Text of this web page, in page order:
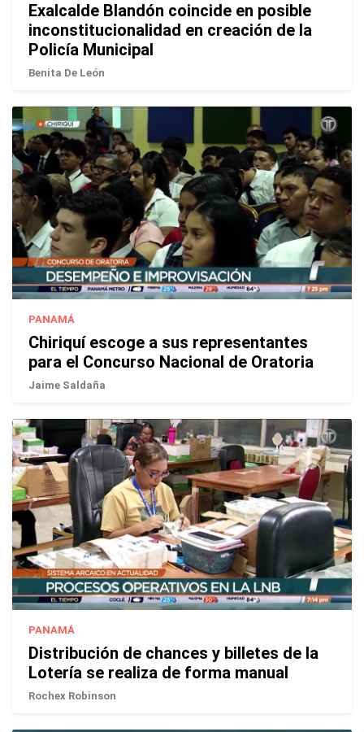
Exalcalde Blandón coincide en posible
inconstitucionalidad en creación de la
Policía Municipal
Benita De León
PANAMÁ
Chiriquí escoge a sus representantes
para el Concurso Nacional de Oratoria
Jaime Saldaña
PANAMÁ
Distribución de chances y billetes de la
Lotería se realiza de forma manual
Rochex Robinson